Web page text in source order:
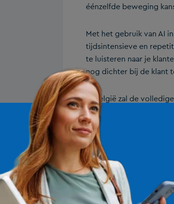
éénzelfde beweging
Met het gebruik van AI
tijdsintensieve en
te luisteren naar je
nog dichter bij de klant
In België zal de
De Silverfin
ook in Nederland
Naarmate we Silverfin
meer de geavanceerde
dit is nog maar het